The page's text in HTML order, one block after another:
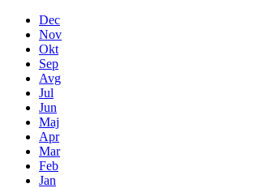
Dec
Nov
Okt
Sep
Avg
Jul
Jun
Maj
Apr
Mar
Feb
Jan